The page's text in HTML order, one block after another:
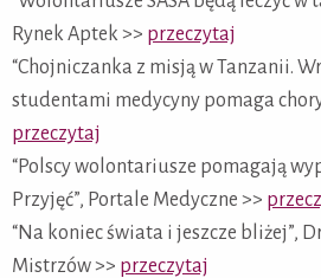
Rynek Aptek >> przeczytaj
“Chojniczanka z misją w Tanzanii.
studentami medycyny pomaga
przeczytaj
“Polscy wolontariusze pomagają
Przyjęć”, Portale Medyczne >>
“Na koniec świata i jeszcze bliżej”,
Mistrzów >> przeczytaj